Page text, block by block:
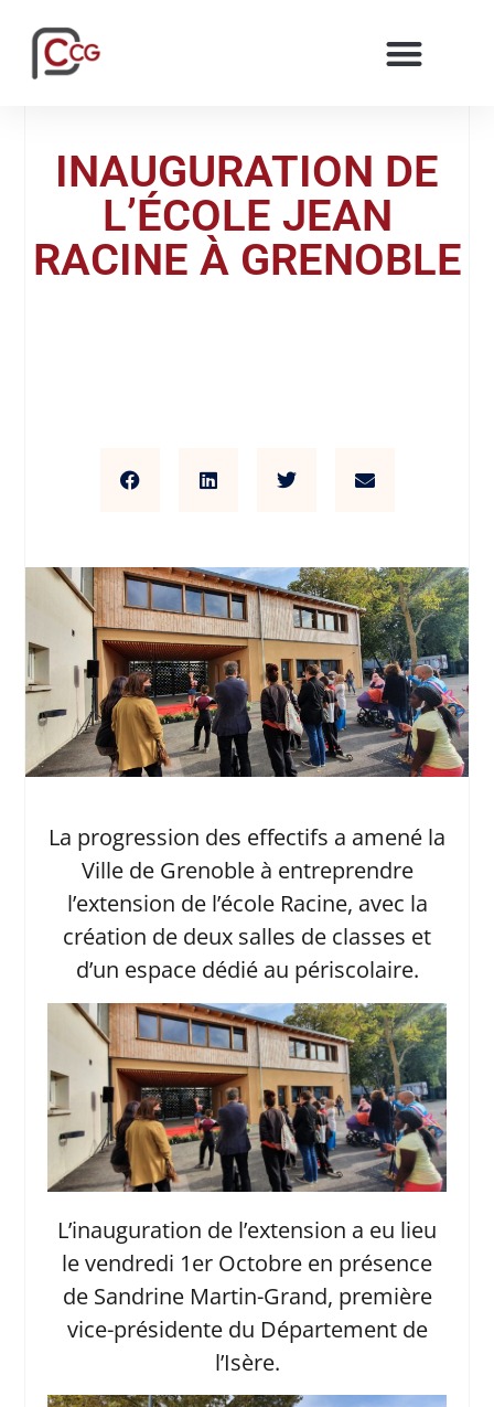
INAUGURATION DE
L’ÉCOLE JEAN
RACINE À GRENOBLE
La progression des effectifs a amené la
Ville de Grenoble à entreprendre
l’extension de l’école Racine, avec la
création de deux salles de classes et
d’un espace dédié au périscolaire.
L’inauguration de l’extension a eu lieu
le vendredi 1er Octobre en présence
de Sandrine Martin-Grand, première
vice-présidente du Département de
l’Isère.